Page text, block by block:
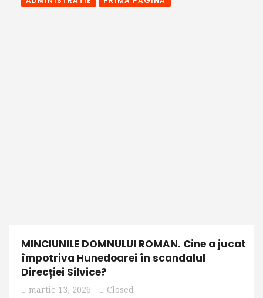
MINCIUNILE DOMNULUI ROMAN. Cine a jucat
împotriva Hunedoarei în scandalul
Direcției Silvice?
martie 13, 2026 Closed